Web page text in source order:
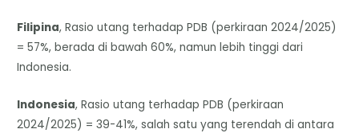
Filipina, Rasio utang terhadap PDB (perkiraan 2024/2025)
= 57%, berada di bawah 60%, namun lebih tinggi dari
Indonesia.
Indonesia, Rasio utang terhadap PDB (perkiraan
2024/2025) = 39-41%, salah satu yang terendah di antara